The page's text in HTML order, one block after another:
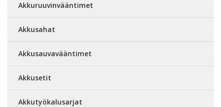
Akkuruuvinvääntimet
Akkusahat
Akkusauvavääntimet
Akkusetit
Akkutyökalusarjat